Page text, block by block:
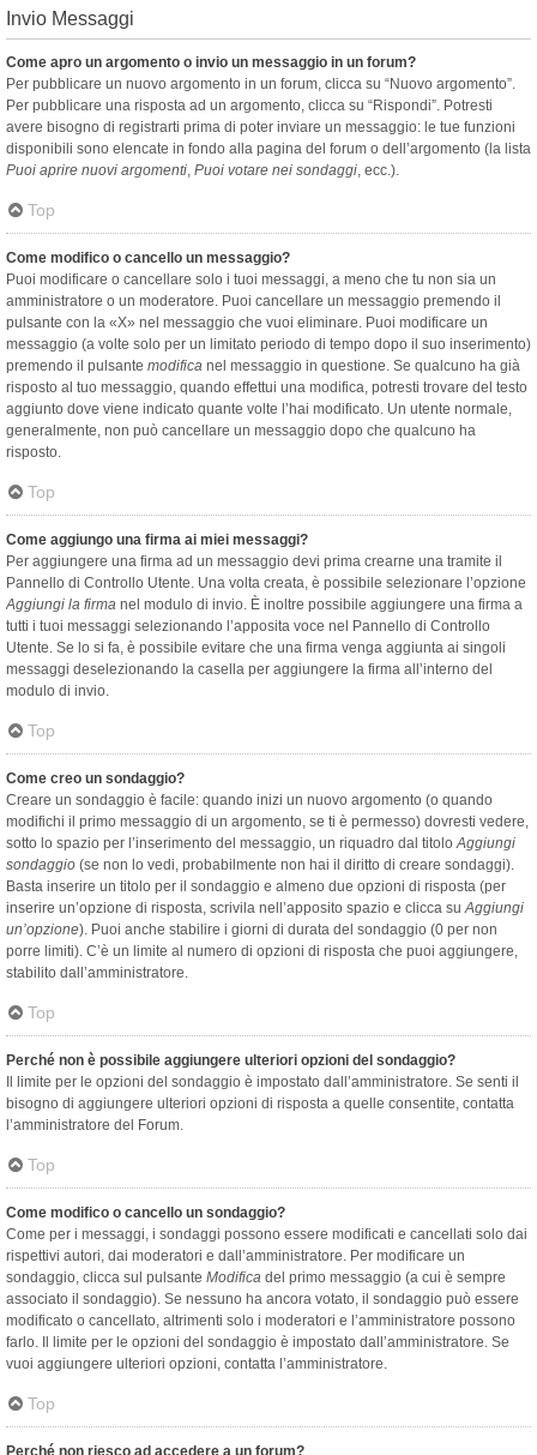
Invio Messaggi
Come apro un argomento o invio un messaggio in un forum?
Per pubblicare un nuovo argomento in un forum, clicca su “Nuovo argomento”.
Per pubblicare una risposta ad un argomento, clicca su “Rispondi”. Potresti
avere bisogno di registrarti prima di poter inviare un messaggio: le tue funzioni
disponibili sono elencate in fondo alla pagina del forum o dell’argomento (la lista
Puoi aprire nuovi argomenti, Puoi votare nei sondaggi, ecc.).
Top
Come modifico o cancello un messaggio?
Puoi modificare o cancellare solo i tuoi messaggi, a meno che tu non sia un
amministratore o un moderatore. Puoi cancellare un messaggio premendo il
pulsante con la «X» nel messaggio che vuoi eliminare. Puoi modificare un
messaggio (a volte solo per un limitato periodo di tempo dopo il suo inserimento)
premendo il pulsante modifica nel messaggio in questione. Se qualcuno ha già
risposto al tuo messaggio, quando effettui una modifica, potresti trovare del testo
aggiunto dove viene indicato quante volte l’hai modificato. Un utente normale,
generalmente, non può cancellare un messaggio dopo che qualcuno ha
risposto.
Top
Come aggiungo una firma ai miei messaggi?
Per aggiungere una firma ad un messaggio devi prima crearne una tramite il
Pannello di Controllo Utente. Una volta creata, è possibile selezionare l’opzione
Aggiungi la firma nel modulo di invio. È inoltre possibile aggiungere una firma a
tutti i tuoi messaggi selezionando l’apposita voce nel Pannello di Controllo
Utente. Se lo si fa, è possibile evitare che una firma venga aggiunta ai singoli
messaggi deselezionando la casella per aggiungere la firma all’interno del
modulo di invio.
Top
Come creo un sondaggio?
Creare un sondaggio è facile: quando inizi un nuovo argomento (o quando
modifichi il primo messaggio di un argomento, se ti è permesso) dovresti vedere,
sotto lo spazio per l’inserimento del messaggio, un riquadro dal titoloAggiungi
sondaggio (se non lo vedi, probabilmente non hai il diritto di creare sondaggi).
Basta inserire un titolo per il sondaggio e almeno due opzioni di risposta (per
inserire un’opzione di risposta, scrivila nell’apposito spazio e clicca suAggiungi
un’opzione). Puoi anche stabilire i giorni di durata del sondaggio (0 per non
porre limiti). C’è un limite al numero di opzioni di risposta che puoi aggiungere,
stabilito dall’amministratore.
Top
Perché non è possibile aggiungere ulteriori opzioni del sondaggio?
Il limite per le opzioni del sondaggio è impostato dall’amministratore. Se senti il
bisogno di aggiungere ulteriori opzioni di risposta a quelle consentite, contatta
l’amministratore del Forum.
Top
Come modifico o cancello un sondaggio?
Come per i messaggi, i sondaggi possono essere modificati e cancellati solo dai
rispettivi autori, dai moderatori e dall’amministratore. Per modificare un
sondaggio, clicca sul pulsante Modifica del primo messaggio (a cui è sempre
associato il sondaggio). Se nessuno ha ancora votato, il sondaggio può essere
modificato o cancellato, altrimenti solo i moderatori e l’amministratore possono
farlo. Il limite per le opzioni del sondaggio è impostato dall’amministratore. Se
vuoi aggiungere ulteriori opzioni, contatta l’amministratore.
Top
Perché non riesco ad accedere a un forum?